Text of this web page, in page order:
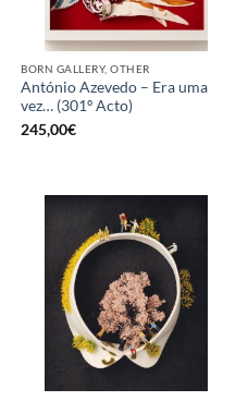
BORN GALLERY, OTHER
António Azevedo – Era uma
vez… (301º Acto)
245,00€